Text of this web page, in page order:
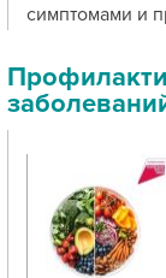
симптомами и